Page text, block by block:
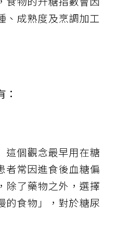
、成熟度及烹調加工
這個觀念最早用在糖
者常因進食後血糖偏
除了藥物之外，選擇
的食物」，對於糖尿